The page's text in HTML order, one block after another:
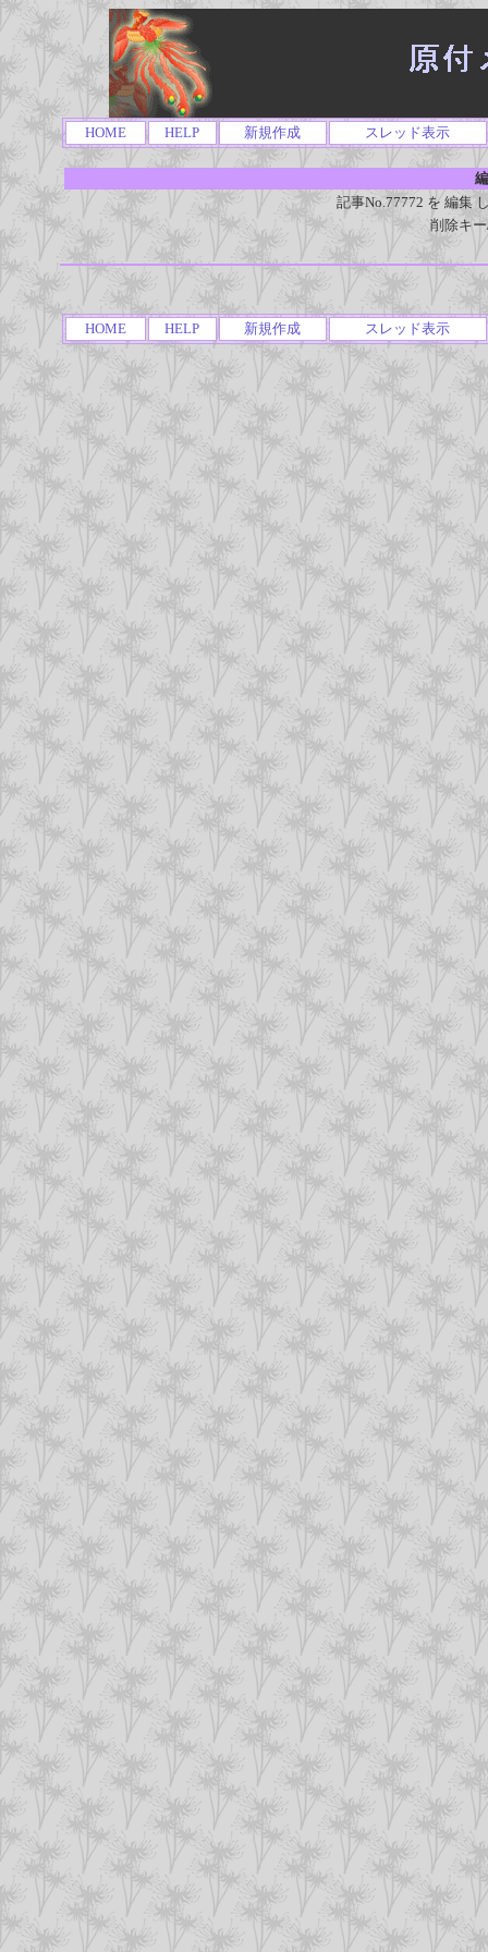
HOME HELP 新規作成 スレッド表示
記事No.77772 を 編集
削除キ
HOME HELP 新規作成 スレッド表示